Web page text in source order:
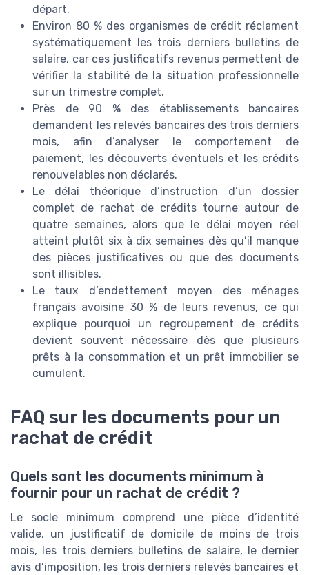
départ.
Environ 80 % des organismes de crédit réclament
systématiquement les trois derniers bulletins de
salaire, car ces justificatifs revenus permettent de
vérifier la stabilité de la situation professionnelle
sur un trimestre complet.
Près de 90 % des établissements bancaires
demandent les relevés bancaires des trois derniers
mois, afin d’analyser le comportement de
paiement, les découverts éventuels et les crédits
renouvelables non déclarés.
Le délai théorique d’instruction d’un dossier
complet de rachat de crédits tourne autour de
quatre semaines, alors que le délai moyen réel
atteint plutôt six à dix semaines dès qu’il manque
des pièces justificatives ou que des documents
sont illisibles.
Le taux d’endettement moyen des ménages
français avoisine 30 % de leurs revenus, ce qui
explique pourquoi un regroupement de crédits
devient souvent nécessaire dès que plusieurs
prêts à la consommation et un prêt immobilier se
cumulent.
FAQ sur les documents pour un
rachat de crédit
Quels sont les documents minimum à
fournir pour un rachat de crédit ?
Le socle minimum comprend une pièce d’identité
valide, un justificatif de domicile de moins de trois
mois, les trois derniers bulletins de salaire, le dernier
avis d’imposition, les trois derniers relevés bancaires et